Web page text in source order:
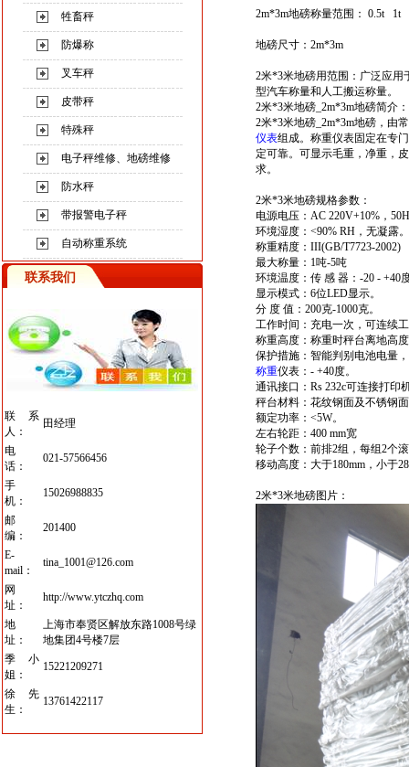
牲畜秤
防爆称
叉车秤
皮带秤
特殊秤
电子秤维修、地磅维修
防水秤
带报警电子秤
自动称重系统
联系我们
联系
人：
田经理
电
话：
021-57566456
手
机：
15026988835
邮
编：
201400
E-
mail：
tina_1001@126.com
网
址：
http://www.ytczhq.com
地
址：
上海市奉贤区解放东路1008号绿
地集团4号楼7层
季小
姐：
15221209271
徐先
生：
13761422117
2m*3m地磅称量范围： 0.5t
地磅尺寸：2m*3m
2米*3米地磅用范围：广泛应用
型汽车称量和人工搬运称量。
2米*3米地磅 _2m*3m地磅简介：
2米*3米地磅 _2m*3m地磅 ，由
仪表组成。称重仪表固定在专
定可靠。可显示毛重，净重，
求。
2米*3米地磅规格参数：
电源电压：AC 220V+10%，
环境湿度：<90% RH，无凝露
称重精度：III(GB/T7723-2002)
最大称量：1吨-5吨
环境温度：传 感 器：-20 - +40
显示模式：6位LED显示。
分 度 值：200克-1000克。
工作时间：充电一次，可连续
称重高度：称重时秤台离地高
保护措施：智能判别电池电量
称重仪表：- +40度。
通讯接口：Rs 232c可连接打印
秤台材料：花纹钢面及不锈钢
额定功率：<5W。
左右轮距：400 mm宽
轮子个数：前排2组，每组2个
移动高度：大于180mm，小于
2米*3米地磅图片：